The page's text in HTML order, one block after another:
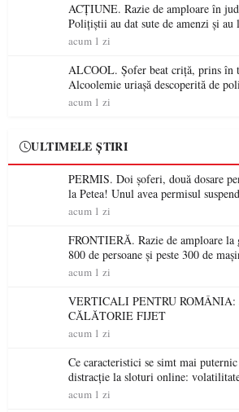
ACȚIUNE. Razie de amploare în
Polițiștii au dat sute de amenzi și au
permis într-o singură zi
acum 1 zi
ALCOOL. Șofer beat criță, prins în
Alcoolemie uriașă descoperită de
acum 1 zi
ULTIMELE ȘTIRI
PERMIS. Doi șoferi, două dosare
la Petea! Unul avea permisul
niciodată permis
acum 1 zi
FRONTIERĂ. Razie de amploare la
800 de persoane și peste 300 de
acum 1 zi
VERTICALI PENTRU ROMÂNIA:
CĂLĂTORIE FIJET
acum 1 zi
Ce caracteristici se simt mai
distracție la sloturi online:
acum 1 zi